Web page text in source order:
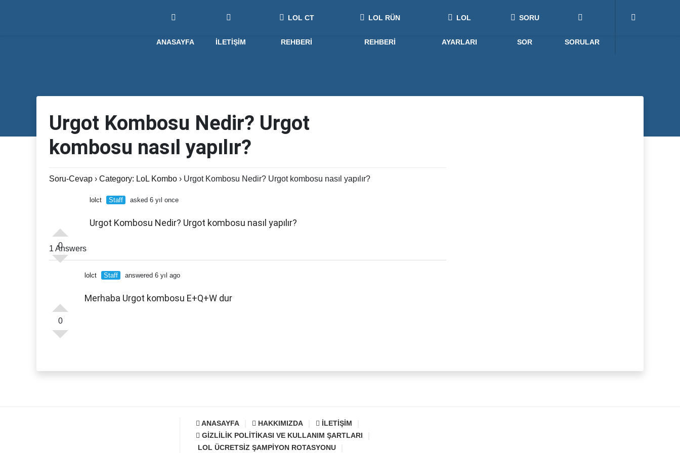
ANASAYFA İLETIŞIM
LOL CT
REHBERI
LOL RÜN
REHBERI
LOL
AYARLARI
SORU
SOR SORULAR
Urgot Kombosu Nedir? Urgot
kombosu nasıl yapılır?
Soru-Cevap › Category: LoL Kombo › Urgot Kombosu Nedir? Urgot kombosu nasıl yapılır?
0
lolct Staff asked 6 yıl once
Urgot Kombosu Nedir? Urgot kombosu nasıl yapılır?
1 Answers
0
lolct Staff answered 6 yıl ago
Merhaba Urgot kombosu E+Q+W dur
ANASAYFA HAKKIMIZDA
İLETIŞIM
GIZLILIK POLITIKASI VE KULLANIM ŞARTLARI
LOL ÜCRETSIZ ŞAMPIYON ROTASYONU